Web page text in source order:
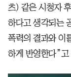
츠) 같은 시청자
하다고 생각되는
폭력의 결과와 이
하게 반영한다”고